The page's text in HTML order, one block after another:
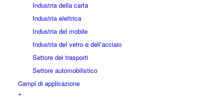
Industria della carta
Industria elettrica
Industria del mobile
Industria del vetro e dell’acciaio
Settore dei trasporti
Settore automobilistico
Campi di applicazione
+